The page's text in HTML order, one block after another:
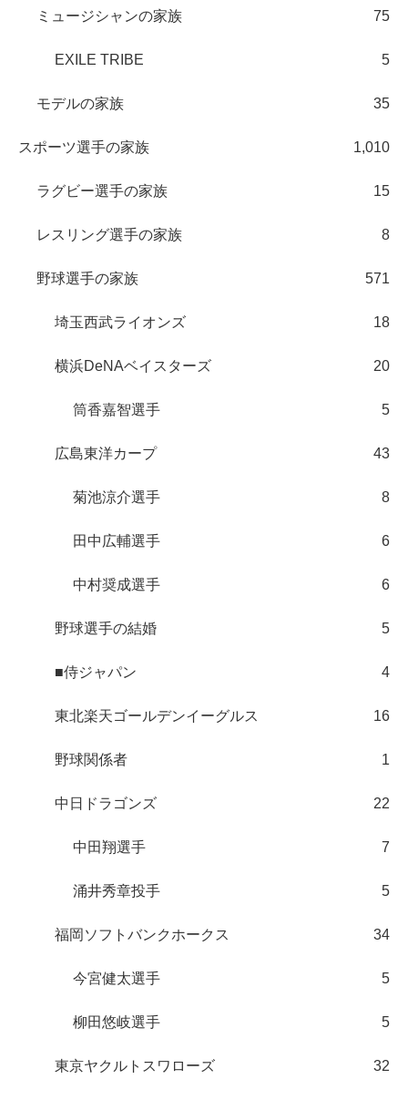
ミュージシャンの家族 75
EXILE TRIBE 5
モデルの家族 35
スポーツ選手の家族 1,010
ラグビー選手の家族 15
レスリング選手の家族 8
野球選手の家族 571
埼玉西武ライオンズ 18
横浜DeNAベイスターズ 20
筒香嘉智選手 5
広島東洋カープ 43
菊池涼介選手 8
田中広輔選手 6
中村奨成選手 6
野球選手の結婚 5
■侍ジャパン 4
東北楽天ゴールデンイーグルス 16
野球関係者 1
中日ドラゴンズ 22
中田翔選手 7
涌井秀章投手 5
福岡ソフトバンクホークス 34
今宮健太選手 5
柳田悠岐選手 5
東京ヤクルトスワローズ 32